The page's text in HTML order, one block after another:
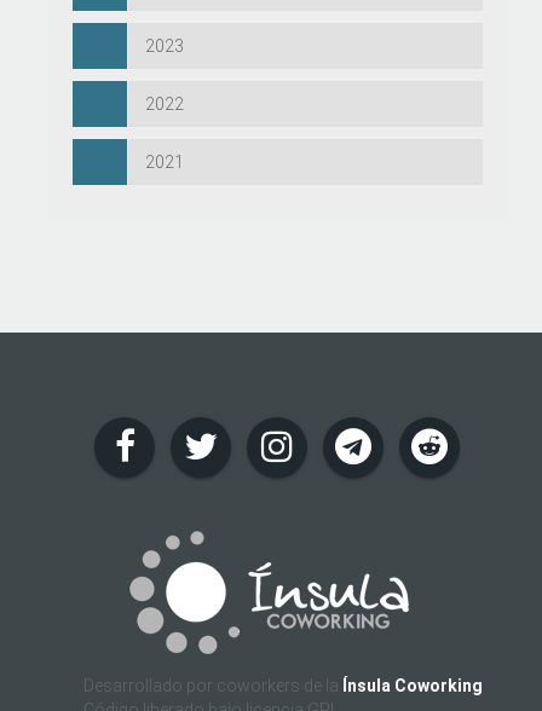
2023
2022
2021
Desarrollado por coworkers de la Ínsula Coworking